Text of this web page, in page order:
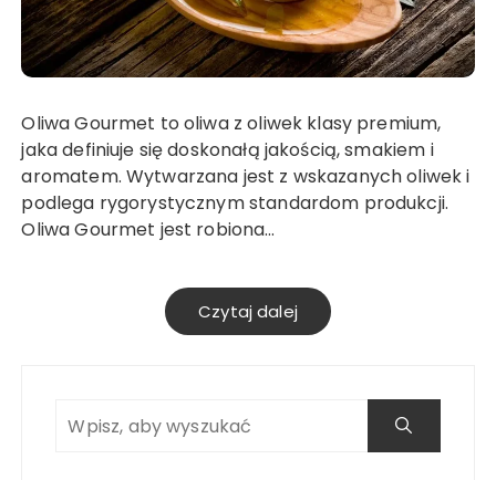
Oliwa Gourmet to oliwa z oliwek klasy premium,
jaka definiuje się doskonałą jakością, smakiem i
aromatem. Wytwarzana jest z wskazanych oliwek i
podlega rygorystycznym standardom produkcji.
Oliwa Gourmet jest robiona…
Czytaj dalej